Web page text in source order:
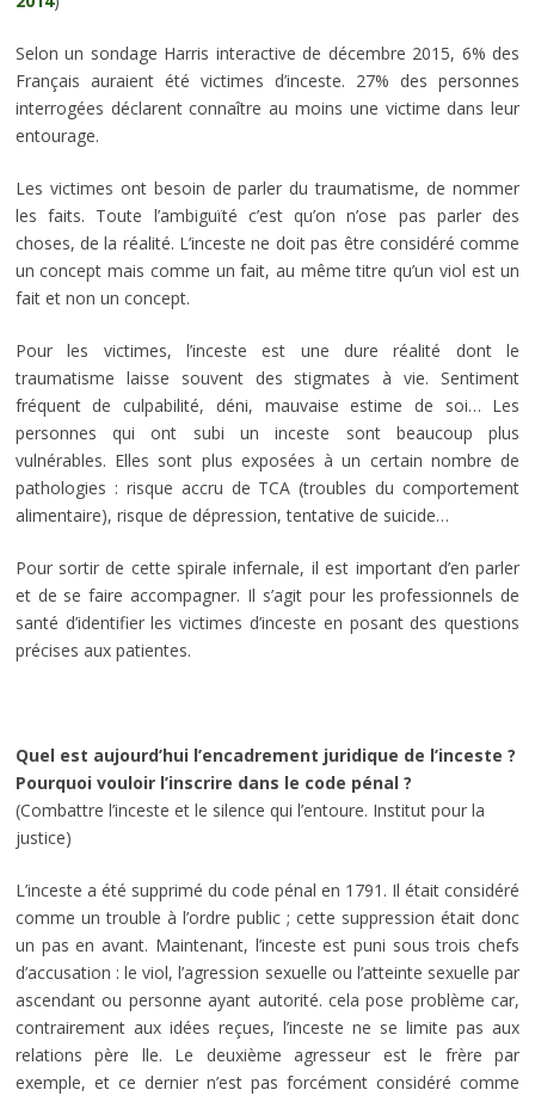
Selon un sondage Harris interactive de décembre 2015, 6% des
Français auraient été victimes d’inceste. 27% des personnes
interrogées déclarent connaître au moins une victime dans leur
entourage.
Les victimes ont besoin de parler du traumatisme, de nommer
les faits. Toute l’ambiguïté c’est qu’on n’ose pas parler des
choses, de la réalité. L’inceste ne doit pas être considéré comme
un concept mais comme un fait, au même titre qu’un viol est un
fait et non un concept.
Pour les victimes, l’inceste est une dure réalité dont le
traumatisme laisse souvent des stigmates à vie. Sentiment
fréquent de culpabilité, déni, mauvaise estime de soi… Les
personnes qui ont subi un inceste sont beaucoup plus
vulnérables. Elles sont plus exposées à un certain nombre de
pathologies : risque accru de TCA (troubles du comportement
alimentaire), risque de dépression, tentative de suicide…
Pour sortir de cette spirale infernale, il est important d’en parler
et de se faire accompagner. Il s’agit pour les professionnels de
santé d’identifier les victimes d’inceste en posant des questions
précises aux patientes.
Quel est aujourd’hui l’encadrement juridique de l’inceste ?
Pourquoi vouloir l’inscrire dans le code pénal ?
(Combattre l’inceste et le silence qui l’entoure. Institut pour la
justice)
L’inceste a été supprimé du code pénal en 1791. Il était considéré
comme un trouble à l’ordre public ; cette suppression était donc
un pas en avant. Maintenant, l’inceste est puni sous trois chefs
d’accusation : le viol, l’agression sexuelle ou l’atteinte sexuelle par
ascendant ou personne ayant autorité. cela pose problème car,
contrairement aux idées reçues, l’inceste ne se limite pas aux
relations père lle. Le deuxième agresseur est le frère par
exemple, et ce dernier n’est pas forcément considéré comme